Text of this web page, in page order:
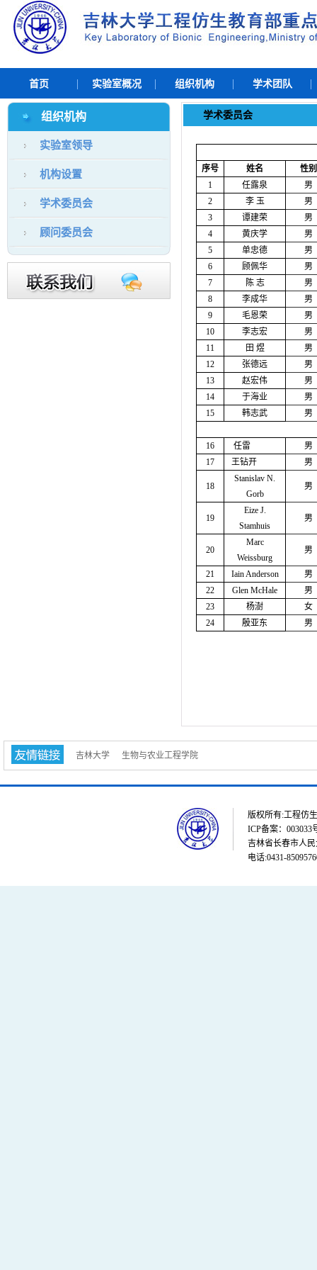
首页 实验室概况 组织机构 学术团队
组织机构
实验室领导
机构设置
学术委员会
顾问委员会
学术委员会
序号 姓名
性别
1
任露泉
男
2
李 玉
男
3
谭建荣
男
4
黄庆学
男
5
单忠德
男
6
顾佩华
男
7
陈 志
男
8
李成华
男
9
毛恩荣
男
10
李志宏
男
11
田 煜
男
12
张德远
男
13
赵宏伟
男
14
于海业
男
15
韩志武 男
16 任雷
男
17
王钻开 男
18
Stanislav N.
Gorb
男
19
Eize J.
Stamhuis
男
20
Marc
Weissburg
男
21 Iain Anderson
男
22
Glen McHale
男
23
杨澍
女
24
殷亚东 男
吉林大学 生物与农业工程学院
版权所有:工程仿
ICP备案：003033
吉林省长春市人
电话:0431-